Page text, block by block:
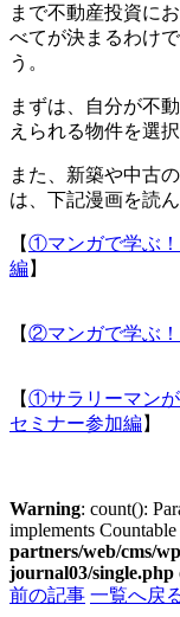
まで不動産投資に
べてが決まるわけ
う。
まずは、自分が不
えられる物件を選
また、新築や中古
は、下記漫画を読
【①マンガで学ぶ
編】
【②マンガで学ぶ
【①サラリーマン
セミナー参加編】
Warning: count():
implements
partners/web/cms/
journal03/single.php
前の記事 一覧へ戻